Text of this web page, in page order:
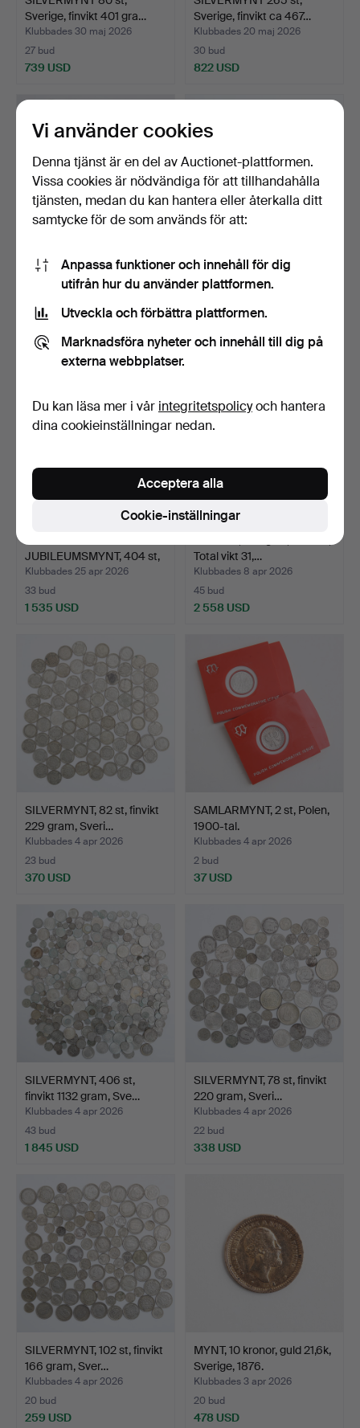
Sverige, finvikt 401 gra…
Klubbades 30 maj 2026
27 bud
739 USD
Sverige, finvikt ca 467…
Klubbades 20 maj 2026
30 bud
822 USD
MYNT, m.m, 19 st, silver,
finvikt 150 gram…
15 bud
298 USD
SILVERMYNT 379st,
Sverige, finvikt 1159 gr…
42 bud
1 978 USD
JUBILEUMSMYNT, 404 st,
finvik…
Klubbades 25 apr 2026
33 bud
1 535 USD
Total vikt 31,…
Klubbades 8 apr 2026
45 bud
2 558 USD
SILVERMYNT, 82 st, finvikt
229 gram, Sveri…
Klubbades 4 apr 2026
23 bud
370 USD
SAMLARMYNT, 2 st, Polen,
1900-tal.
Klubbades 4 apr 2026
2 bud
37 USD
SILVERMYNT, 406 st,
finvikt 1132 gram, Sve…
Klubbades 4 apr 2026
43 bud
1 845 USD
SILVERMYNT, 78 st, finvikt
220 gram, Sveri…
Klubbades 4 apr 2026
22 bud
338 USD
SILVERMYNT, 102 st, finvikt
166 gram, Sver…
Klubbades 4 apr 2026
20 bud
259 USD
MYNT, 10 kronor, guld 21,6k,
Sverige, 1876.
Klubbades 3 apr 2026
20 bud
478 USD
Vi använder cookies
Denna tjänst är en del av Auctionet-plattformen.
Vissa cookies är nödvändiga för att tillhandahålla
tjänsten, medan du kan hantera eller återkalla ditt
samtycke för de som används för att:
Anpassa funktioner och innehåll för dig
utifrån hur du använder plattformen.
Utveckla och förbättra plattformen.
Marknadsföra nyheter och innehåll till dig på
externa webbplatser.
Du kan läsa mer i vår integritetspolicyoch hantera
dina cookieinställningar nedan.
Cookie-inställningar
Acceptera alla